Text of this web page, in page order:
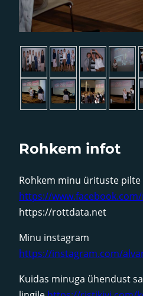
Rohkem infot
Rohkem minu ürituste pilte
https://
https://rottdata.net
Minu instagram
https://instagram.com/
Kuidas minuga ühendust